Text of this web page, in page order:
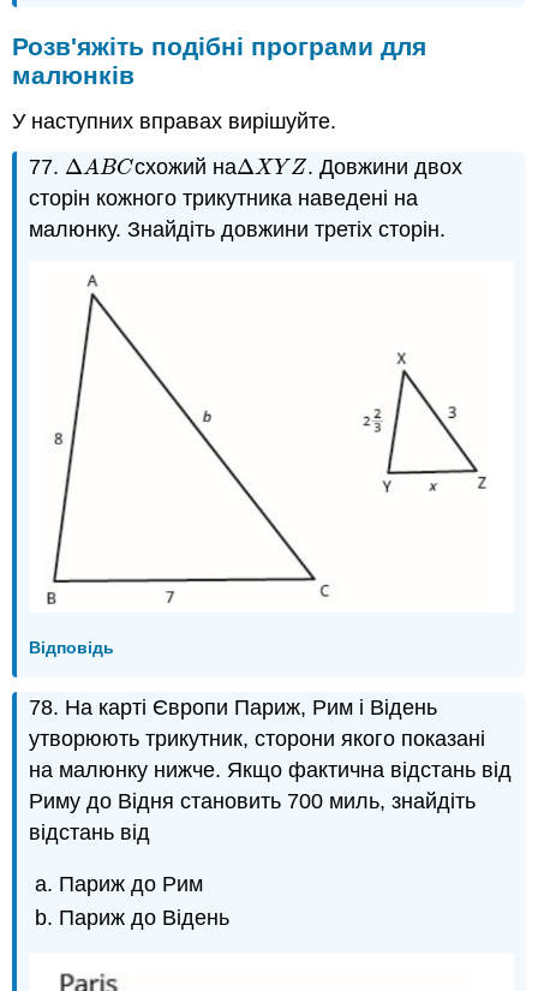
Розв'яжіть подібні програми для
малюнків
У наступних вправах вирішуйте.
77. ΔABC
ΔABC схожий наΔXY Z
ΔXYZ . Довжини двох
сторін кожного трикутника наведені на
малюнку. Знайдіть довжини третіх сторін.
Відповідь
78. На карті Європи Париж, Рим і Відень
утворюють трикутник, сторони якого показані
на малюнку нижче. Якщо фактична відстань від
Риму до Відня становить 700 миль, знайдіть
відстань від
Париж до Рим
Париж до Відень